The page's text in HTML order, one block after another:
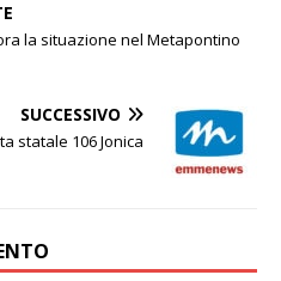
la situazione nel Metapontino
SUCCESSIVO
statale 106 Jonica